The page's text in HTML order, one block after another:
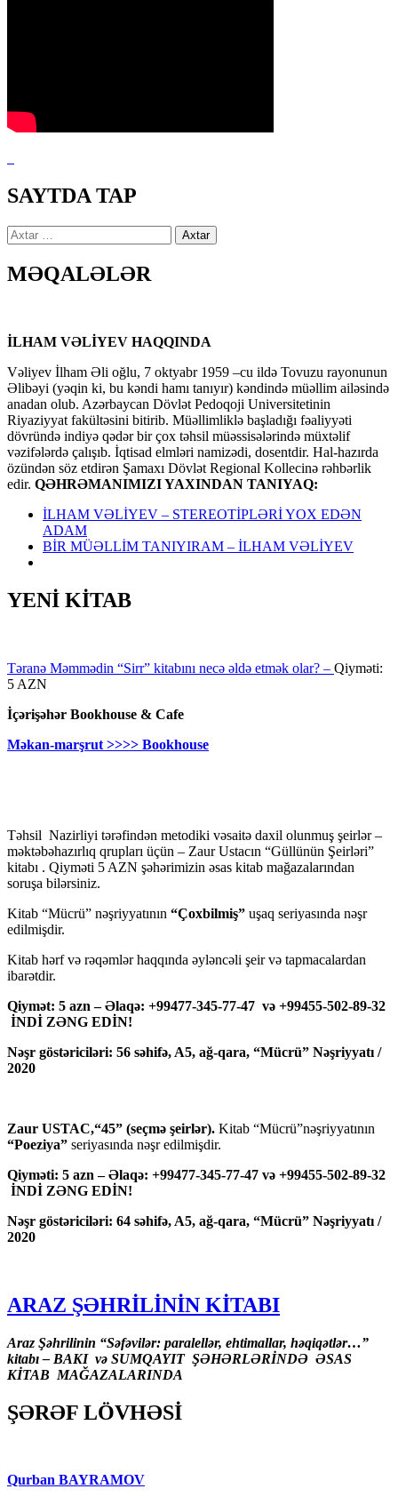
SAYTDA TAP
Axtarış:
MƏQALƏLƏR
İLHAM VƏLİYEV HAQQINDA
Vəliyev İlham Əli oğlu, 7 oktyabr 1959 –cu ildə Tovuzu rayonunun
Əlibəyi (yəqin ki, bu kəndi hamı tanıyır) kəndində müəllim ailəsində
anadan olub. Azərbaycan Dövlət Pedoqoji Universitetinin
Riyaziyyat fakültəsini bitirib. Müəllimliklə başladığı fəaliyyəti
dövründə indiyə qədər bir çox təhsil müəssisələrində müxtəlif
vəzifələrdə çalışıb. İqtisad elmləri namizədi, dosentdir. Hal-hazırda
özündən söz etdirən Şamaxı Dövlət Regional Kollecinə rəhbərlik
edir. QƏHRƏMANIMIZI YAXINDAN TANIYAQ:
İLHAM VƏLİYEV – STEREOTİPLƏRİ YOX EDƏN
ADAM
BİR MÜƏLLİM TANIYIRAM – İLHAM VƏLİYEV
YENİ KİTAB
Təranə Məmmədin “Sirr” kitabını necə əldə etmək olar? – Qiyməti:
5 AZN
İçərişəhər Bookhouse & Cafe
Məkan-marşrut >>>> Bookhouse
Təhsil Nazirliyi tərəfindən metodiki vəsaitə daxil olunmuş şeirlər –
məktəbəhazırlıq qrupları üçün – Zaur Ustacın “Güllünün Şeirləri”
kitabı . Qiyməti 5 AZN şəhərimizin əsas kitab mağazalarından
soruşa bilərsiniz.
Kitab “Mücrü” nəşriyyatının “Çoxbilmiş” uşaq seriyasında nəşr
edilmişdir.
Kitab hərf və rəqəmlər haqqında əyləncəli şeir və tapmacalardan
ibarətdir.
Qiymət: 5 azn – Əlaqə: +99477-345-77-47 və +99455-502-89-32
İNDİ ZƏNG EDİN!
Nəşr göstəriciləri: 56 səhifə, A5, ağ-qara, “Mücrü” Nəşriyyatı /
2020
Zaur USTAC,“45” (seçmə şeirlər). Kitab “Mücrü”nəşriyyatının
“Poeziya” seriyasında nəşr edilmişdir.
Qiyməti: 5 azn – Əlaqə: +99477-345-77-47 və +99455-502-89-32
İNDİ ZƏNG EDİN!
Nəşr göstəriciləri: 64 səhifə, A5, ağ-qara, “Mücrü” Nəşriyyatı /
2020
ARAZ ŞƏHRİLİNİN KİTABI
Araz Şəhrilinin “Səfəvilər: paralellər, ehtimallar, həqiqətlər…”
kitabı – BAKI və SUMQAYIT ŞƏHƏRLƏRİNDƏ ƏSAS
KİTAB MAĞAZALARINDA
ŞƏRƏF LÖVHƏSİ
Qurban BAYRAMOV